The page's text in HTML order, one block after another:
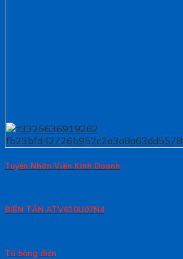
Tuyển Nhân Viên Kinh Doanh
BIẾN TẦN ATV610U07N4
Tủ bảng điện